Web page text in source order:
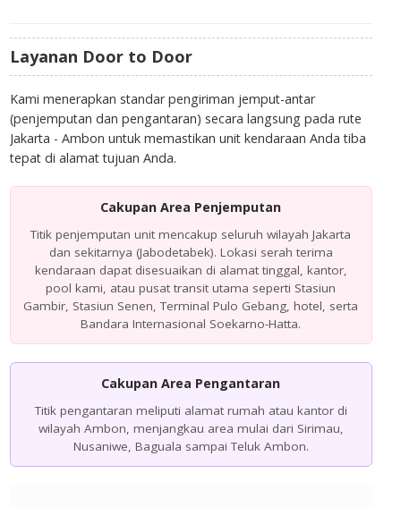
Layanan Door to Door
Kami menerapkan standar pengiriman jemput-antar
(penjemputan dan pengantaran) secara langsung pada rute
Jakarta - Ambon untuk memastikan unit kendaraan Anda tiba
tepat di alamat tujuan Anda.
Cakupan Area Penjemputan
Titik penjemputan unit mencakup seluruh wilayah Jakarta
dan sekitarnya (Jabodetabek). Lokasi serah terima
kendaraan dapat disesuaikan di alamat tinggal, kantor,
pool kami, atau pusat transit utama seperti Stasiun
Gambir, Stasiun Senen, Terminal Pulo Gebang, hotel, serta
Bandara Internasional Soekarno-Hatta.
Cakupan Area Pengantaran
Titik pengantaran meliputi alamat rumah atau kantor di
wilayah Ambon, menjangkau area mulai dari Sirimau,
Nusaniwe, Baguala sampai Teluk Ambon.